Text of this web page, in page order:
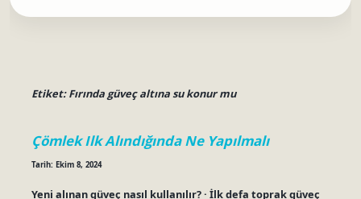
Etiket:Fırında güveç altına su konur mu
Çömlek Ilk Alındığında Ne Yapılmalı
Tarih: Ekim 8, 2024
Yeni alınan güveç nasıl kullanılır? · İlk defa toprak güveç